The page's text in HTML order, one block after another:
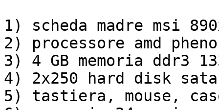
1) scheda madre msi
2) processore amd
3) 4 GB memoria ddr3
4) 2x250 hard disk
5) tastiera, mouse,